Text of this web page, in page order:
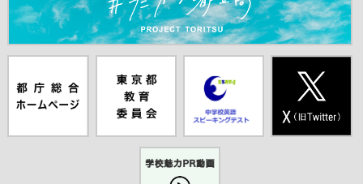
ムページ（別
ウインドウが
員会（別ウイ
ンドウが開き
ピーキングテ
スト（別ウイ
ンドウが開き
（別ウインド
ウが開きま
す）
学校魅力PR
動画まなびゅ